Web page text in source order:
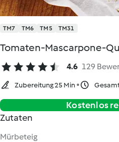
TM7 TM6 TM5 TM31
Tomaten-Mascarpone-
4.6 129
Zubereitung 25 Min
Kostenlos
Zutaten
Mürbeteig